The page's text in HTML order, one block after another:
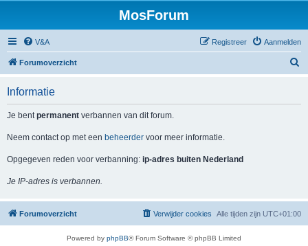
MosForum
V&A Aanmelden
Registreer
Forumoverzicht
Informatie
Je bentpermanent verbannen van dit forum.
Neem contact op met een beheerder voor meer informatie.
Opgegeven reden voor verbanning: ip-adres buiten Nederland
Je IP-adres is verbannen.
Forumoverzicht Alle tijden zijn UTC+01:00
Verwijder cookies
Powered by phpBB® Forum Software © phpBB Limited